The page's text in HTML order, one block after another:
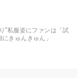
”私服姿にファンは「試
きゅんきゅん」